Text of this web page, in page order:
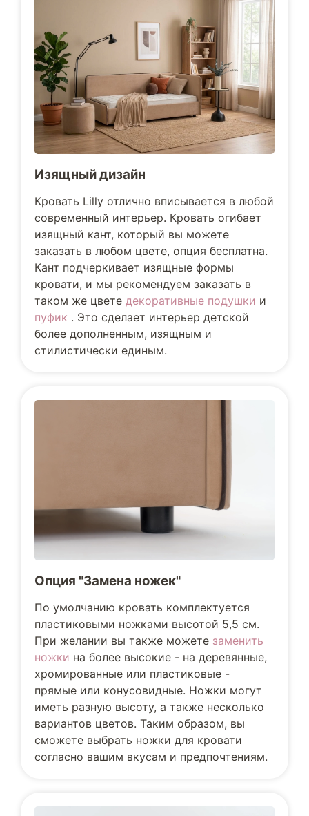
Изящный дизайн
Кровать Lilly отлично вписывается в любой
современный интерьер. Кровать огибает
изящный кант, который вы можете
заказать в любом цвете, опция бесплатна.
Кант подчеркивает изящные формы
кровати, и мы рекомендуем заказать в
таком же цвете декоративные подушки и
пуфик . Это сделает интерьер детской
более дополненным, изящным и
стилистически единым.
Опция "Замена ножек"
По умолчанию кровать комплектуется
пластиковыми ножками высотой 5,5 см.
При желании вы также можете заменить
ножки на более высокие - на деревянные,
хромированные или пластиковые -
прямые или конусовидные. Ножки могут
иметь разную высоту, а также несколько
вариантов цветов. Таким образом, вы
сможете выбрать ножки для кровати
согласно вашим вкусам и предпочтениям.